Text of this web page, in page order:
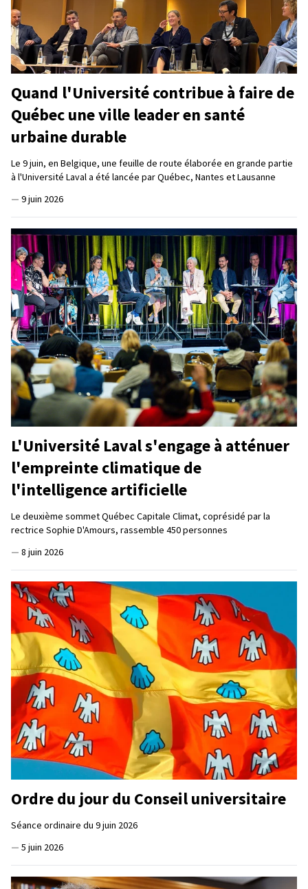
Quand l'Université contribue à faire de
Québec une ville leader en santé
urbaine durable
Le 9 juin, en Belgique, une feuille de route élaborée en grande partie
à l'Université Laval a été lancée par Québec, Nantes et Lausanne
— 9 juin 2026
L'Université Laval s'engage à atténuer
l'empreinte climatique de
l'intelligence artificielle
Le deuxième sommet Québec Capitale Climat, coprésidé par la
rectrice Sophie D'Amours, rassemble 450 personnes
— 8 juin 2026
Ordre du jour du Conseil universitaire
Séance ordinaire du 9 juin 2026
— 5 juin 2026